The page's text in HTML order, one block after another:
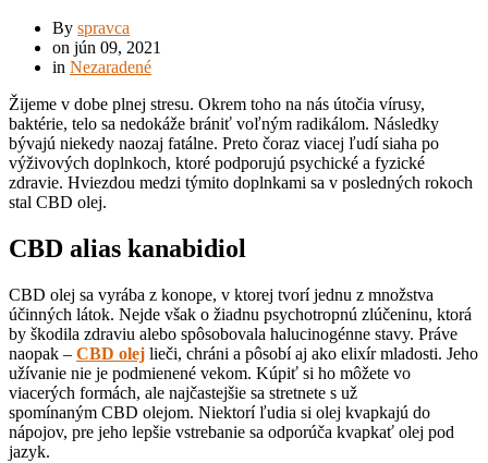
By spravca
on jún 09, 2021
in Nezaradené
Žijeme v dobe plnej stresu. Okrem toho na nás útočia vírusy,
baktérie, telo sa nedokáže brániť voľným radikálom. Následky
bývajú niekedy naozaj fatálne. Preto čoraz viacej ľudí siaha po
výživových doplnkoch, ktoré podporujú psychické a fyzické
zdravie. Hviezdou medzi týmito doplnkami sa v posledných rokoch
stal CBD olej.
CBD alias kanabidiol
CBD olej sa vyrába z konope, v ktorej tvorí jednu z množstva
účinných látok. Nejde však o žiadnu psychotropnú zlúčeninu, ktorá
by škodila zdraviu alebo spôsobovala halucinogénne stavy. Práve
naopak – CBD olej lieči, chráni a pôsobí aj ako elixír mladosti. Jeho
užívanie nie je podmienené vekom. Kúpiť si ho môžete vo
viacerých formách, ale najčastejšie sa stretnete s už
spomínaným CBD olejom. Niektorí ľudia si olej kvapkajú do
nápojov, pre jeho lepšie vstrebanie sa odporúča kvapkať olej pod
jazyk.